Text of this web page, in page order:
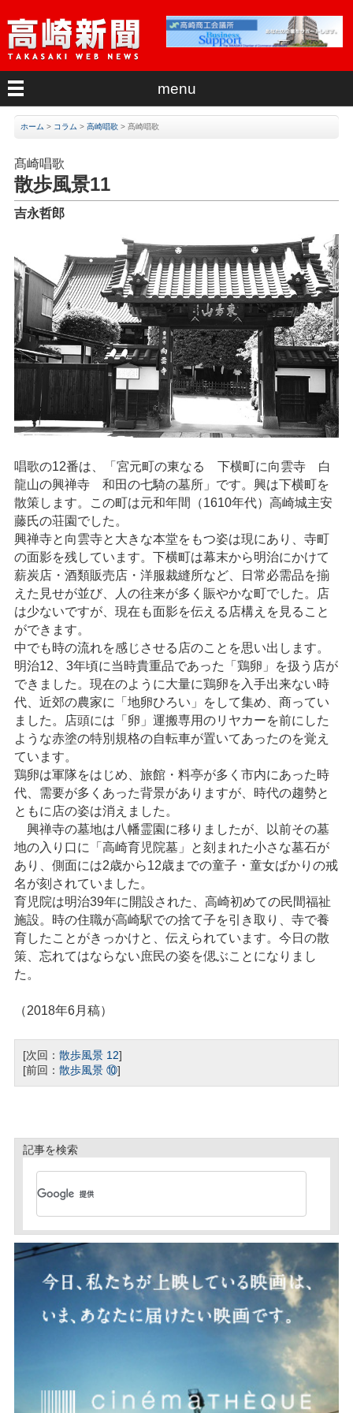
menu
ホーム > コラム >高崎唱歌 >髙崎唱歌
髙崎唱歌
散歩風景11
吉永哲郎
唱歌の12番は、「宮元町の東なる 下横町に向雲寺 白
龍山の興禅寺 和田の七騎の墓所」です。興は下横町を
散策します。この町は元和年間（1610年代）高崎城主安
藤氏の荘園でした。
興禅寺と向雲寺と大きな本堂をもつ姿は現にあり、寺町
の面影を残しています。下横町は幕末から明治にかけて
薪炭店・酒類販売店・洋服裁縫所など、日常必需品を揃
えた見せが並び、人の往来が多く賑やかな町でした。店
は少ないですが、現在も面影を伝える店構えを見ること
ができます。
中でも時の流れを感じさせる店のことを思い出します。
明治12、3年頃に当時貴重品であった「鶏卵」を扱う店が
できました。現在のように大量に鶏卵を入手出来ない時
代、近郊の農家に「地卵ひろい」をして集め、商ってい
ました。店頭には「卵」運搬専用のリヤカーを前にした
ような赤塗の特別規格の自転車が置いてあったのを覚え
ています。
鶏卵は軍隊をはじめ、旅館・料亭が多く市内にあった時
代、需要が多くあった背景がありますが、時代の趨勢と
ともに店の姿は消えました。
興禅寺の墓地は八幡霊園に移りましたが、以前その墓
地の入り口に「高崎育児院墓」と刻まれた小さな墓石が
あり、側面には2歳から12歳までの童子・童女ばかりの戒
名が刻されていました。
育児院は明治39年に開設された、高崎初めての民間福祉
施設。時の住職が高崎駅での捨て子を引き取り、寺で養
育したことがきっかけと、伝えられています。今日の散
策、忘れてはならない庶民の姿を偲ぶことになりまし
た。
（2018年6月稿）
[次回： 散歩風景 12]
[前回： 散歩風景 ⑩]
記事を検索